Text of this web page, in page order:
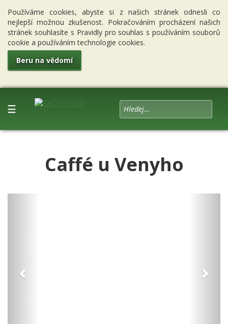
Používáme cookies, abyste si z našich stránek odnesli co
nejlepší možnou zkušenost. Pokračováním procházení našich
stránek souhlasíte s Pravidly pro souhlas s používáním souborů
cookie a používáním technologie cookies.
Beru na vědomí
☰
Caffé u Venyho